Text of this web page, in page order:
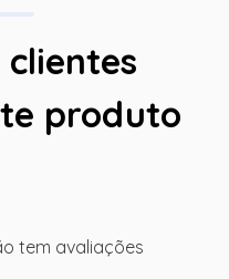
clientes
produto
tem avaliações